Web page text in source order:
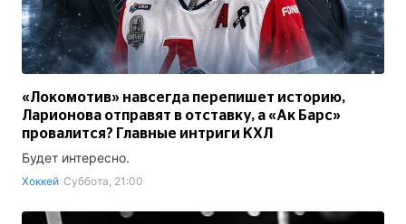
«Локомотив» навсегда перепишет историю,
Ларионова отправят в отставку, а «Ак Барс»
провалится? Главные интриги КХЛ
Будет интересно.
Хоккей Суббота, 21:00